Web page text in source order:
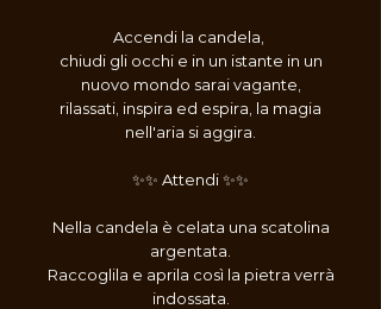
Accendi la candela,
chiudi gli occhi e in un istante in un
nuovo mondo sarai vagante,
rilassati, inspira ed espira, la magia
nell'aria si aggira.
✨✨ Attendi ✨✨
Nella candela è celata una scatolina
argentata.
Raccoglila e aprila così la pietra verrà
indossata.